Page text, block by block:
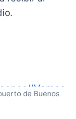
#Vamos
de Buenos